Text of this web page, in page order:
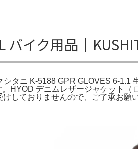
イク用品｜
タニ K-5188 GPR GLOVES 6-1.1
HYOD デニムレザージャケット（
しておりませんので、ご了承お願